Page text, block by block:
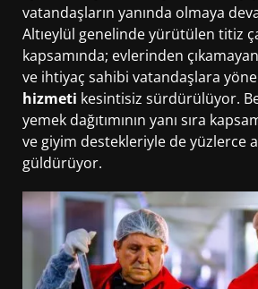
vatandaşların yanında olmaya
Altıeylül genelinde yürütülen titiz
kapsamında; evlerinden
ve ihtiyaç sahibi vatandaşlara
hizmeti kesintisiz sürdürülüyor.
yemek dağıtımının yanı sıra
ve giyim destekleriyle de yüzlerce
güldürüyor.